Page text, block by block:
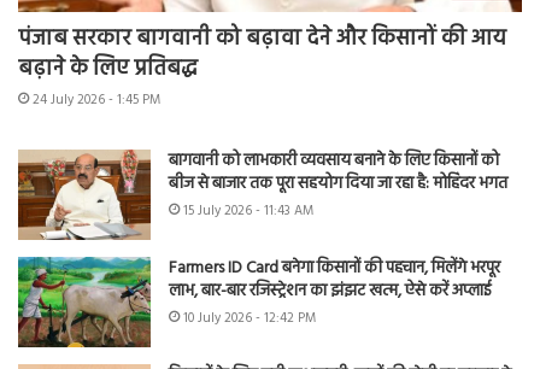
पंजाब सरकार बागवानी को बढ़ावा देने और किसानों की आय
बढ़ाने के लिए प्रतिबद्ध
24 July 2026 - 1:45 PM
बागवानी को लाभकारी व्यवसाय बनाने के लिए किसानों को
बीज से बाजार तक पूरा सहयोग दिया जा रहा है: मोहिंदर भगत
15 July 2026 - 11:43 AM
Farmers ID Card बनेगा किसानों की पहचान, मिलेंगे भरपूर
लाभ, बार-बार रजिस्ट्रेशन का झंझट खत्म, ऐसे करें अप्लाई
10 July 2026 - 12:42 PM